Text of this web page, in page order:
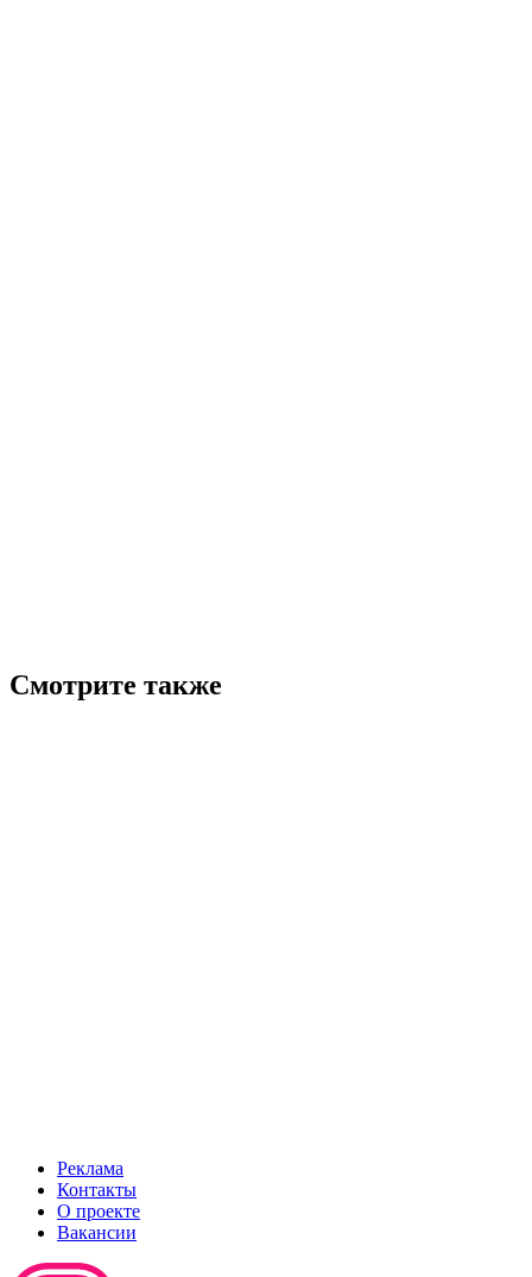
Смотрите также
Реклама
Контакты
О проекте
Вакансии